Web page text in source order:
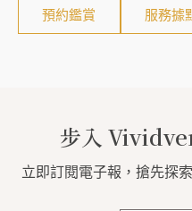
預約鑑賞 服務據
步入
立即訂閱電子報，搶先探